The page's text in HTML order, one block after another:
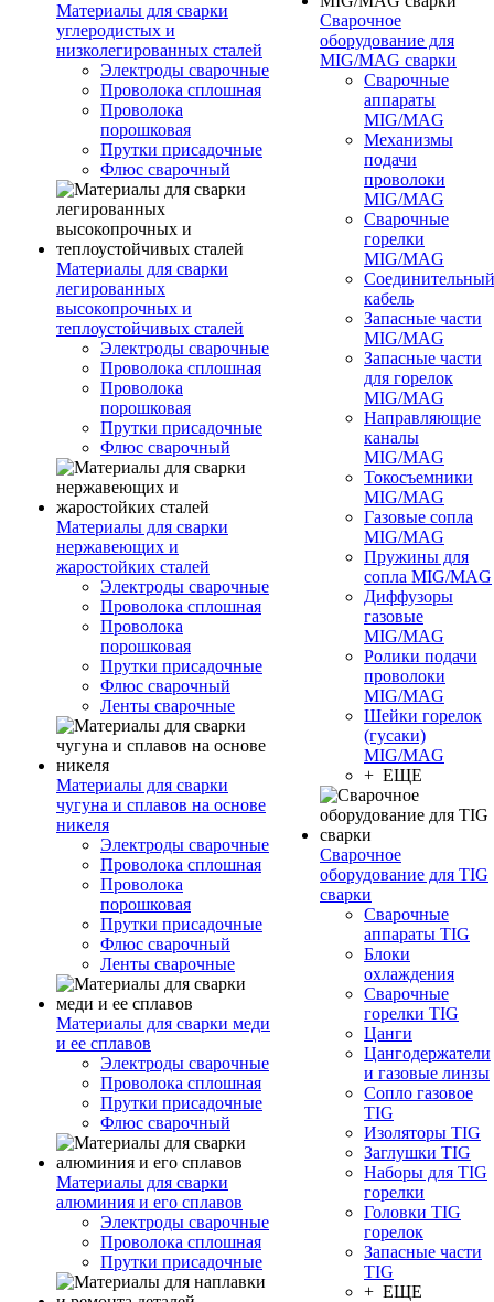
Материалы для сварки
углеродистых и
низколегированных сталей
Электроды сварочные
Проволока сплошная
Проволока
порошковая
Прутки присадочные
Флюс сварочный
Материалы для сварки
легированных
высокопрочных и
теплоустойчивых сталей
Электроды сварочные
Проволока сплошная
Проволока
порошковая
Прутки присадочные
Флюс сварочный
Материалы для сварки
нержавеющих и
жаростойких сталей
Электроды сварочные
Проволока сплошная
Проволока
порошковая
Прутки присадочные
Флюс сварочный
Ленты сварочные
Материалы для сварки
чугуна и сплавов на основе
никеля
Электроды сварочные
Проволока сплошная
Проволока
порошковая
Прутки присадочные
Флюс сварочный
Ленты сварочные
Материалы для сварки меди
и ее сплавов
Электроды сварочные
Проволока сплошная
Прутки присадочные
Флюс сварочный
Материалы для сварки
алюминия и его сплавов
Электроды сварочные
Проволока сплошная
Прутки присадочные
Сварочное
оборудование для
MIG/MAG сварки
Сварочные
аппараты
MIG/MAG
Механизмы
подачи
проволоки
MIG/MAG
Сварочные
горелки
MIG/MAG
Соединительный
кабель
Запасные части
MIG/MAG
Запасные части
для горелок
MIG/MAG
Направляющие
каналы
MIG/MAG
Токосъемники
MIG/MAG
Газовые сопла
MIG/MAG
Пружины для
сопла MIG/MAG
Диффузоры
газовые
MIG/MAG
Ролики подачи
проволоки
MIG/MAG
Шейки горелок
(гусаки)
MIG/MAG
+ ЕЩЕ
Сварочное
оборудование для TIG
сварки
Сварочные
аппараты TIG
Блоки
охлаждения
Сварочные
горелки TIG
Цанги
Цангодержатели
и газовые линзы
Сопло газовое
TIG
Изоляторы TIG
Заглушки TIG
Наборы для TIG
горелки
Головки TIG
горелок
Запасные части
TIG
+ ЕЩЕ